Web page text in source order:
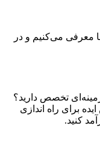
معرفی می‌کنیم و در
تخصص دارید؟
برای راه اندازی
کنید.